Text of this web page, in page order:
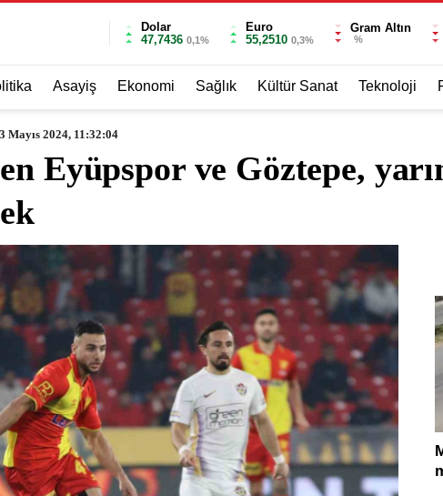
Dolar
47,7436 0,1%
Euro
55,2510 0,3%
Gram Altın
%
Asayiş Ekonomi Sağlık Kültür Sanat Teknoloji
Mayıs 2024, 11:32:04
Eyüpspor ve Göztepe,